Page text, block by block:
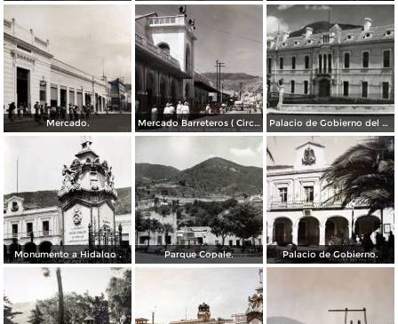
Mercado. Mercado Barreteros ( Circulada el 24 de Marzo de 1963 ). Palacio de Gobierno del Estado de Hidalgo
Monumento a Hidalgo . Parque Copale. Palacio de Gobierno.